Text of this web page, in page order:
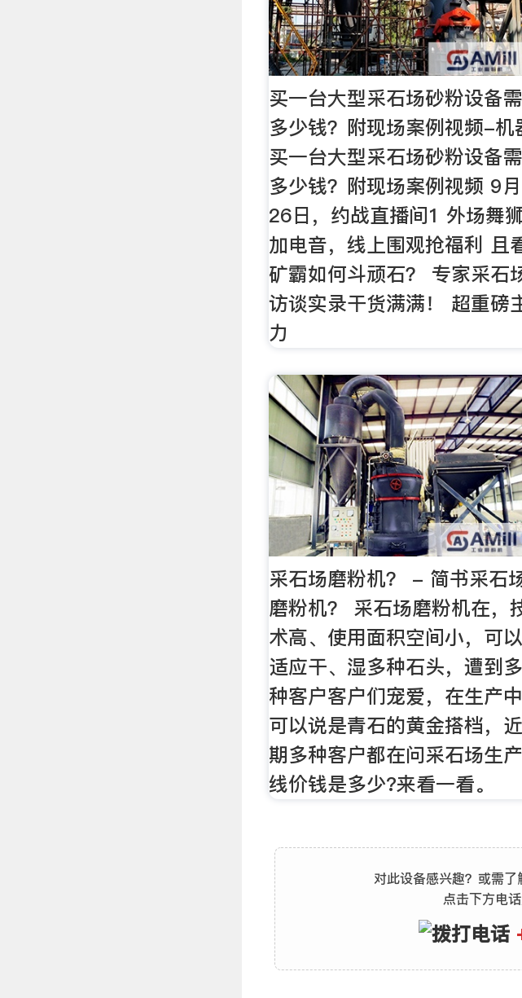
买一台大型采石场砂粉设备需
多少钱？附现场案例视频-机
买一台大型采石场砂粉设备需
多少钱？附现场案例视频 9月
26日，约战直播间1 外场舞
加电音，线上围观抢福利 且
矿霸如何斗顽石？ 专家采石
访谈实录干货满满！ 超重磅
力
采石场磨粉机？ - 简书采石
磨粉机？ 采石场磨粉机在，
术高、使用面积空间小，可以
适应干、湿多种石头，遭到多
种客户客户们宠爱，在生产中
可以说是青石的黄金搭档，近
期多种客户都在问采石场生产
线价钱是多少?来看一看。
对此设备感兴趣？或需了
点击下方电